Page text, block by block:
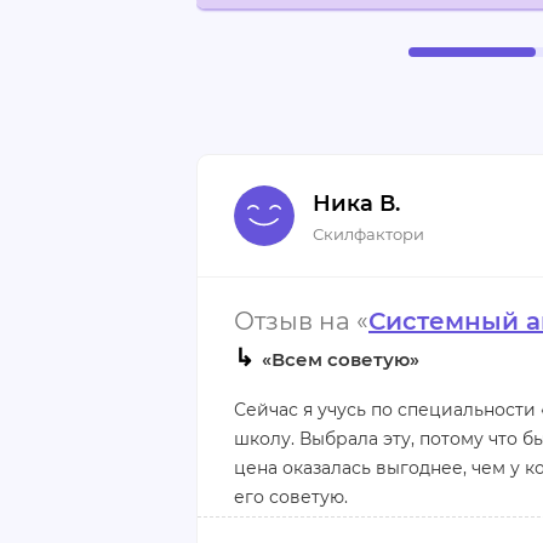
Ника В.
Скилфактори
Отзыв на «Системный
↳ «Всем советую»
Сейчас я учусь по
школу. Выбрала эту, потому что
цена оказалась выгоднее, чем у
его советую.